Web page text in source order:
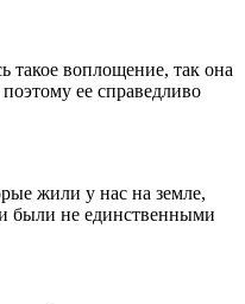
такое воплощение, так она
ее справедливо
жили у нас на земле,
были не единственными